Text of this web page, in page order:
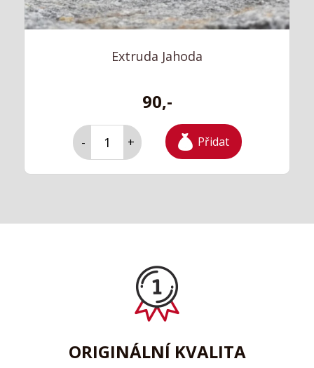
Extruda Jahoda
90,-
- + Přidat
ORIGINÁLNÍ KVALITA